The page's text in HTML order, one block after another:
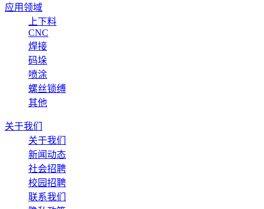
应用领域
上下料
CNC
焊接
码垛
喷涂
螺丝锁缚
其他
关于我们
关于我们
新闻动态
社会招聘
校园招聘
联系我们